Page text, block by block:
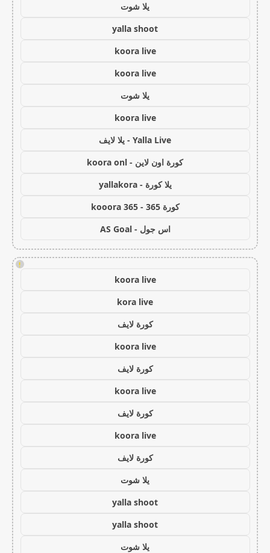
يلا شوت
yalla shoot
koora live
koora live
يلا شوت
koora live
Yalla Live - يلا لايف
كورة اون لاين - koora onl
يلا كورة - yallakora
كورة 365 - kooora 365
اس جول - AS Goal
!
koora live
kora live
كورة لايف
koora live
كورة لايف
koora live
كورة لايف
koora live
كورة لايف
يلا شوت
yalla shoot
yalla shoot
يلا شوت